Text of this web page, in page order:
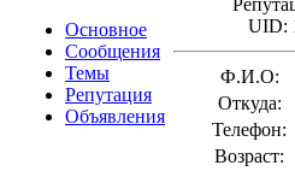
Основное
Сообщения
Темы
Репутация
Объявления
UID:
Ф.И.О:
Откуда:
Телефон:
Возраст: